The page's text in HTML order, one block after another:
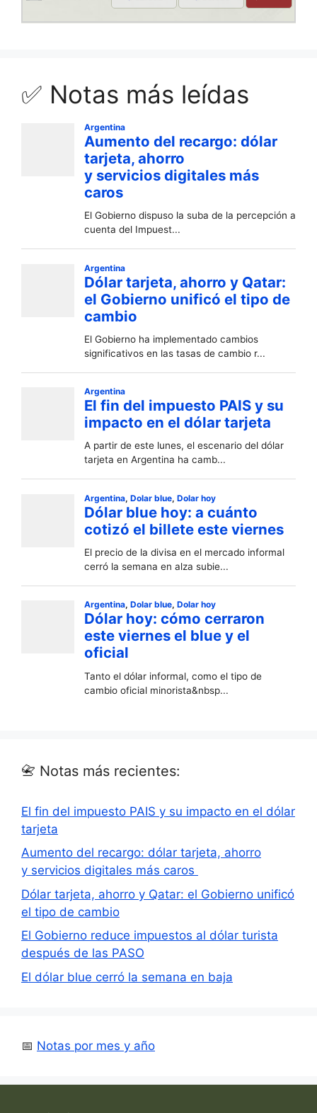
✅ Notas más leídas
📇 Notas más recientes:
El fin del impuesto PAIS y su impacto en el dólar
tarjeta
Aumento del recargo: dólar tarjeta, ahorro
y servicios digitales más caros
Dólar tarjeta, ahorro y Qatar: el Gobierno unificó
el tipo de cambio
El Gobierno reduce impuestos al dólar turista
después de las PASO
El dólar blue cerró la semana en baja
📅 Notas por mes y año